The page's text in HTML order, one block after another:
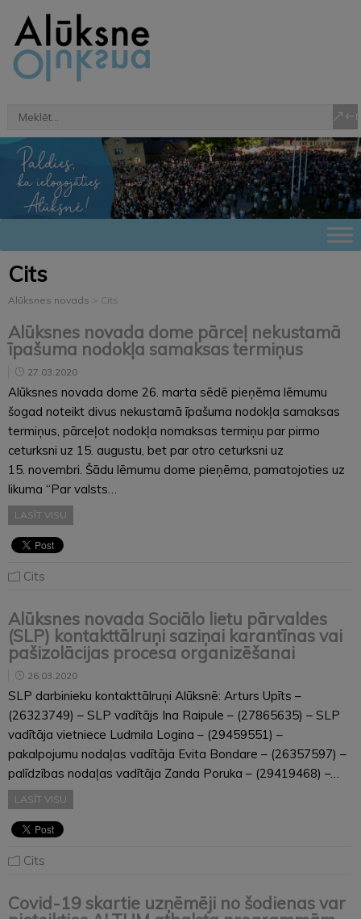
Cits
Alūksnes novads > Cits
Alūksnes novada dome pārceļ nekustamā
īpašuma nodokļa samaksas termiņus
27.03.2020
Alūksnes novada dome 26. marta sēdē pieņēma lēmumu
šogad noteikt divus nekustamā īpašuma nodokļa samaksas
termiņus, pārceļot nodokļa nomaksas termiņu par pirmo
ceturksni uz 15. augustu, bet par otro ceturksni uz
15. novembri. Šādu lēmumu dome pieņēma, pamatojoties uz
likuma “Par valsts…
LASĪT VISU
Cits
Alūksnes novada Sociālo lietu pārvaldes
(SLP) kontakttālruņi saziņai karantīnas vai
pašizolācijas procesa organizēšanai
26.03.2020
SLP darbinieku kontakttālruņi Alūksnē: Arturs Upīts –
(26323749) – SLP vadītājs Ina Raipule – (27865635) – SLP
vadītāja vietniece Ludmila Logina – (29459551) –
pakalpojumu nodaļas vadītāja Evita Bondare – (26357597) –
palīdzības nodaļas vadītāja Zanda Poruka – (29419468) –…
LASĪT VISU
Cits
Covid-19 skartie uzņēmēji no šodienas var